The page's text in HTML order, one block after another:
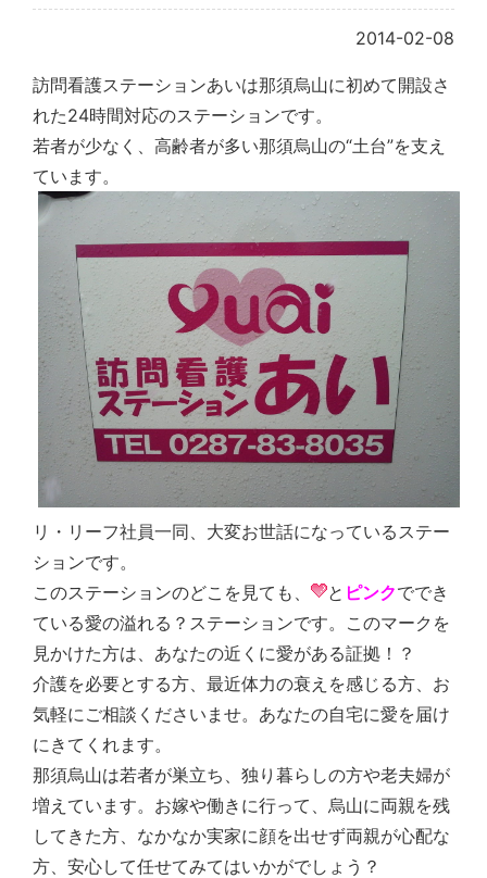
2014-02-08
訪問看護ステーションあいは那須烏山に初めて開設さ
れた24時間対応のステーションです。
若者が少なく、高齢者が多い那須烏山の“土台”を支え
ています。
リ・リーフ社員一同、大変お世話になっているステー
ションです。
このステーションのどこを見ても、
と ピンクででき
ている愛の溢れる？ステーションです。このマークを
見かけた方は、あなたの近くに愛がある証拠！？
介護を必要とする方、最近体力の衰えを感じる方、お
気軽にご相談くださいませ。あなたの自宅に愛を届け
にきてくれます。
那須烏山は若者が巣立ち、独り暮らしの方や老夫婦が
増えています。お嫁や働きに行って、烏山に両親を残
してきた方、なかなか実家に顔を出せず両親が心配な
方、安心して任せてみてはいかがでしょう？